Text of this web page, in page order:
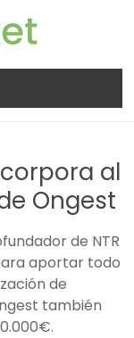
al
Ongest
de NTR
aportar todo
de
también